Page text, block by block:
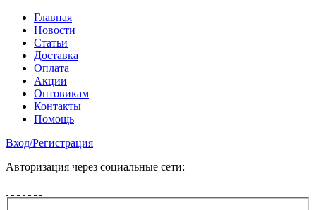
Главная
Новости
Статьи
Доставка
Оплата
Акции
Оптовикам
Контакты
Помощь
Вход/Регистрация
Авторизация через социальные сети: